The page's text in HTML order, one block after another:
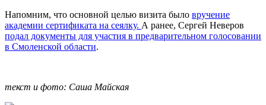
Напомним, что основной целью визита было вручение
академии сертификата на сеялку. А ранее, Сергей Неверов
подал документы для участия в предварительном голосовании
в Смоленской области.
текст и фото: Саша Майская